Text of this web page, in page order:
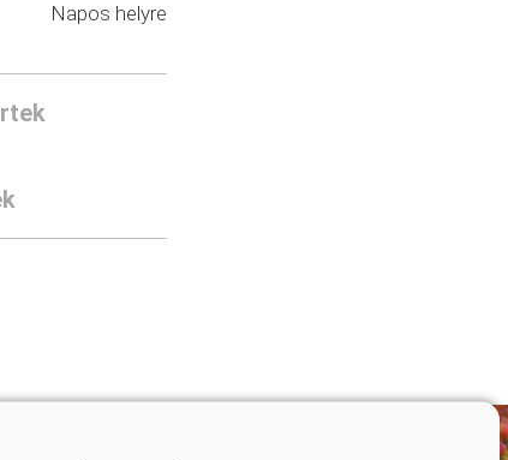
Napos helyre